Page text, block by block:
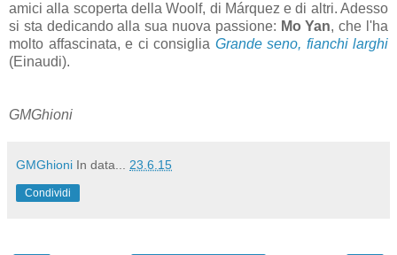
amici alla scoperta della Woolf, di Márquez e di altri. Adesso
si sta dedicando alla sua nuova passione: Mo Yan, che l'ha
molto affascinata, e ci consiglia Grande seno, fianchi larghi
(Einaudi).
GMGhioni
GMGhioni In data... 23.6.15
Condividi